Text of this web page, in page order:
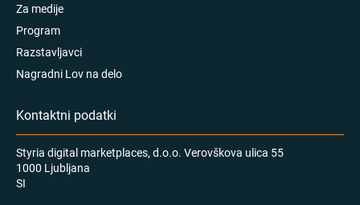
Za medije
Program
Razstavljavci
Nagradni Lov na delo
Kontaktni podatki
Styria digital marketplaces, d.o.o. Verovškova ulica 55
1000 Ljubljana
SI